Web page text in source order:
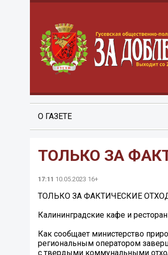
О ГАЗЕТЕ
ТОЛЬКО ЗА
17:11 10.05.2023 16+
ТОЛЬКО ЗА ФАКТИЧЕСКИЕ
Калининградские кафе и
Как сообщает министерство
региональным оператором
с твердыми коммунальными